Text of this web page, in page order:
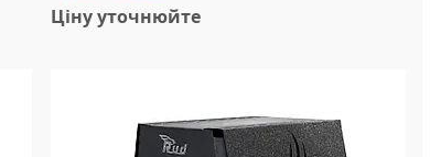
Ціну уточнюйте